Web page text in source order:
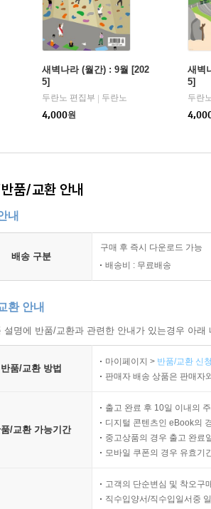
새벽나라 (월간) : 9월 [202
5]
두란노 편집부
두란노
4,000원
새벽
5]
두란
품/교환 안내
내
배송 구분
구매 후 즉시 다운로드 가능
배송비 : 무료배송
환 안내
명에 반품/교환과 관련한 안내가 있는경우 아
반품/교환 방법
마이페이지 > 반품/교환 신
판매자 배송 상품은 판매자
/교환 가능기간
출고 완료 후 10일 이내의
디지털 콘텐츠인 eBook의
중고상품의 경우 출고 완료
모바일 쿠폰의 경우 유효기
고객의 단순변심 및 착오구
직수입양서/직수입일서중